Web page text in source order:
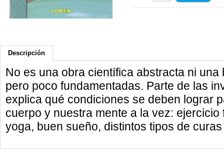
Descripción
No es una obra científica abstracta ni
pero poco fundamentadas. Parte de las
explica qué condiciones se deben lograr
cuerpo y nuestra mente a la vez:
yoga, buen sueño, distintos tipos de